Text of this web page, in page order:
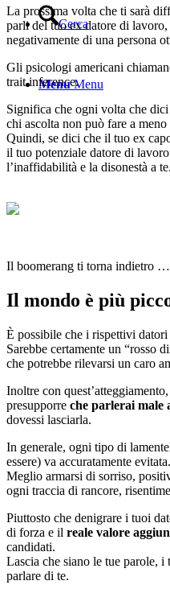
Cerca
Menu Menu
La prossima volta che ti sarà
parli del tuo ex datore di
negativamente di una persona
Gli psicologi americani
trait inference.
Significa che ogni volta che
chi ascolta non può fare a meno
Quindi, se dici che il tuo ex
il tuo potenziale datore di
l’inaffidabilità e la disonestà a te.
Il boomerang ti torna indietro
Il mondo è più
È possibile che i rispettivi
Sarebbe certamente un “rosso
che potrebbe rilevarsi un caro
Inoltre con
presupporre che parlerai male
dovessi lasciarla.
In generale, ogni tipo di
essere) va accuratamente evitata.
Meglio armarsi di sorriso,
ogni traccia di rancore,
Piuttosto che denigrare i tuoi
di forza e il reale valore
candidati.
Lascia che siano le tue parole, i
parlare di te.